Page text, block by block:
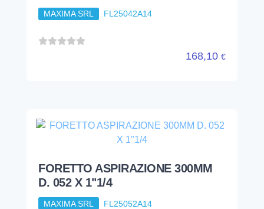
MAXIMA SRL FL25042A14
168,10 €
FORETTO ASPIRAZIONE 300MM
D. 052 X 1"1/4
MAXIMA SRL FL25052A14